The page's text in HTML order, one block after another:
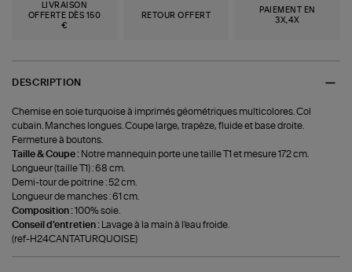
LIVRAISON
OFFERTE DÈS 150
€
RETOUR OFFERT
PAIEMENT EN
3X,4X
DESCRIPTION
Chemise en soie turquoise à imprimés géométriques multicolores. Col
cubain. Manches longues. Coupe large, trapèze, fluide et base droite.
Fermeture à boutons.
Taille & Coupe : Notre mannequin porte une taille T1 et mesure 172 cm.
Longueur (taille T1) : 68 cm.
Demi-tour de poitrine : 52 cm.
Longueur de manches : 61 cm.
Composition :100% soie.
Conseil d'entretien :
Lavage à la main à l'eau froide.
(ref-H24CANTATURQUOISE)